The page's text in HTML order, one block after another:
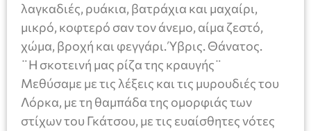
λαγκαδιές, ρυάκια, βατράχια και μαχαίρι,
μικρό, κοφτερό σαν τον άνεμο, αίμα ζεστό,
χώμα, βροχή και φεγγάρι. Ύβρις. Θάνατος.
¨Η σκοτεινή μας ρίζα της κραυγής¨
Μεθύσαμε με τις λέξεις και τις μυρουδιές του
Λόρκα, με τη θαμπάδα της ομορφιάς των
στίχων του Γκάτσου, με τις ευαίσθητες νότες